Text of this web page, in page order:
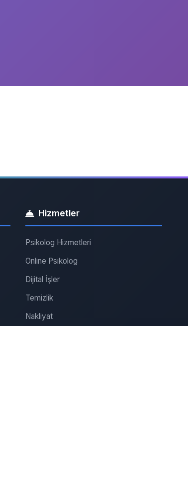
Hizmetler
Psikolog Hizmetleri
Online Psikolog
Dijital İşler
Temizlik
Nakliyat